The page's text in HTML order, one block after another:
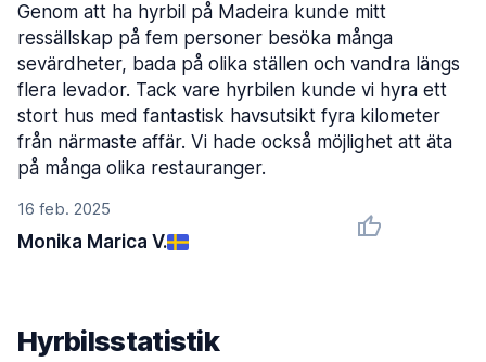
16 feb. 2025
Monika Marica V.
Genom att ha hyrbil på Madeira kunde mitt
ressällskap på fem personer besöka många
sevärdheter, bada på olika ställen och vandra längs
flera levador. Tack vare hyrbilen kunde vi hyra ett
stort hus med fantastisk havsutsikt fyra kilometer
från närmaste affär. Vi hade också möjlighet att äta
på många olika restauranger.
Hyrbilsstatistik